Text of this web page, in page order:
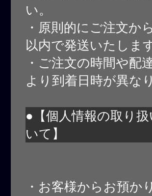
い。
・原則的にご注文か
以内で発送いたしま
・ご注文の時間や配
より到着日時が異な
●【個人情報の取り
いて】
・お客様からお預か